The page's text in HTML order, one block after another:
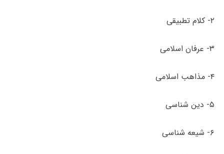
۲- کلام تطبیقی
۳- عرفان اسلامی
۴- مذاهب اسلامی
۵- دین شناسی
۶- شیعه شناسی